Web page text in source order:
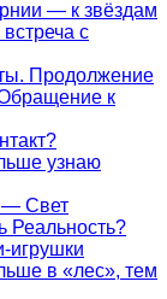
— к звёздам
с
Продолжение
к
узнаю
— Свет
Реальность?
игрушки
в «лес», тем